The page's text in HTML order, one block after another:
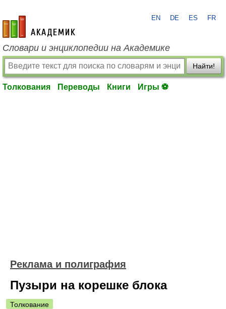
academic.ru
EN DE ES FR
Словари и энциклопедии на Академике
Найти!
Толкования Переводы Книги Игры ⚽
Реклама и полиграфия
Пузыри на корешке блока
Толкование